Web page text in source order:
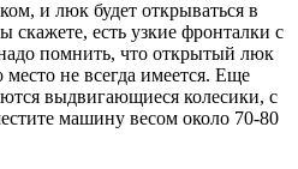
и люк будет открываться в
скажете, есть узкие фронталки с
помнить, что открытый люк
не всегда имеется. Еще
выдвигающиеся колесики, с
машину весом около 70-80